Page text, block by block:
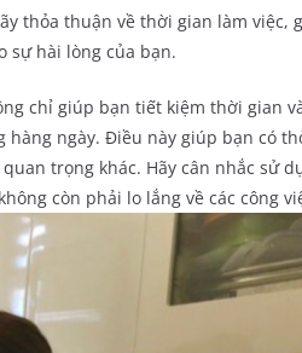
thỏa thuận về thời gian làm việc,
sự hài lòng của bạn.
chỉ giúp bạn tiết kiệm thời gian
hàng ngày. Điều này giúp bạn có
trọng khác. Hãy cân nhắc sử
còn phải lo lắng về các công